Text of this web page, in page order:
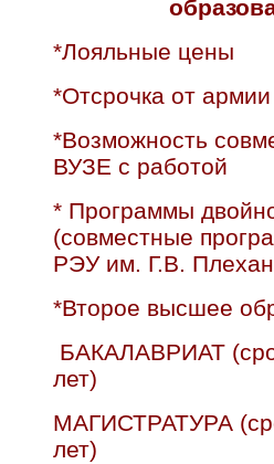
*Лояльные цены
*Отсрочка от армии
*Возможность
ВУЗЕ с работой
* Программы
(совместные
РЭУ им. Г.В.
*Второе высшее
БАКАЛАВРИАТ
лет)
МАГИСТРАТУРА
лет)